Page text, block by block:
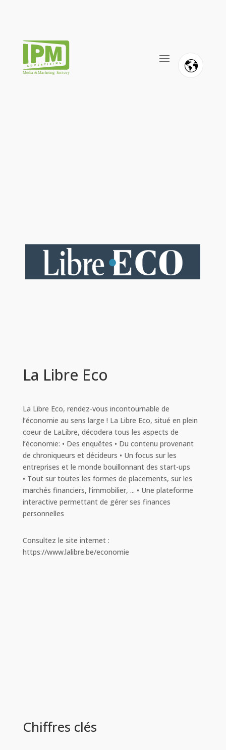
La Libre Eco
La Libre Eco, rendez-vous incontournable de
l’économie au sens large ! La Libre Eco, situé en plein
coeur de LaLibre, décodera tous les aspects de
l’économie: • Des enquêtes • Du contenu provenant
de chroniqueurs et décideurs • Un focus sur les
entreprises et le monde bouillonnant des start-ups
• Tout sur toutes les formes de placements, sur les
marchés financiers, l’immobilier, ... • Une plateforme
interactive permettant de gérer ses finances
personnelles
Consultez le site internet :
https://www.lalibre.be/economie
Chiffres clés